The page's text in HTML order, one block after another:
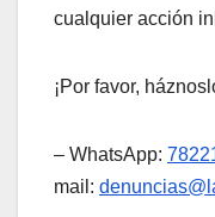
cualquier acción
¡Por favor,
– WhatsApp:
mail: